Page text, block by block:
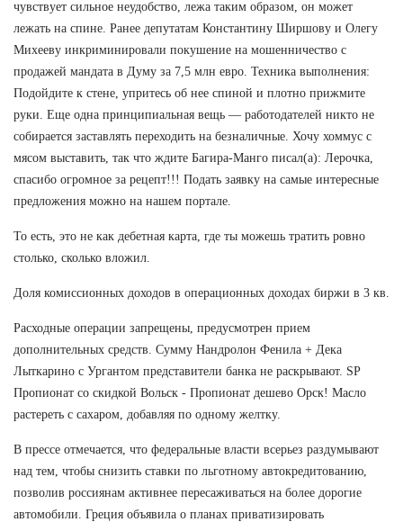
чувствует сильное неудобство, лежа таким образом, он может
лежать на спине. Ранее депутатам Константину Ширшову и Олегу
Михееву инкриминировали покушение на мошенничество с
продажей мандата в Думу за 7,5 млн евро. Техника выполнения:
Подойдите к стене, упритесь об нее спиной и плотно прижмите
руки. Еще одна принципиальная вещь — работодателей никто не
собирается заставлять переходить на безналичные. Хочу хоммус с
мясом выставить, так что ждите Багира-Манго писал(а): Лерочка,
спасибо огромное за рецепт!!! Подать заявку на самые интересные
предложения можно на нашем портале.
То есть, это не как дебетная карта, где ты можешь тратить ровно
столько, сколько вложил.
Доля комиссионных доходов в операционных доходах биржи в 3 кв.
Расходные операции запрещены, предусмотрен прием
дополнительных средств. Сумму Нандролон Фенила + Дека
Лыткарино с Ургантом представители банка не раскрывают. SP
Пропионат со скидкой Вольск - Пропионат дешево Орск! Масло
растереть с сахаром, добавляя по одному желтку.
В прессе отмечается, что федеральные власти всерьез раздумывают
над тем, чтобы снизить ставки по льготному автокредитованию,
позволив россиянам активнее пересаживаться на более дорогие
автомобили. Греция объявила о планах приватизировать